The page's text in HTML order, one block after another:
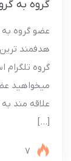
گروه به
عضو گروه
هدفمند
گروه
میخواهید
علاقه مند
[…]
7